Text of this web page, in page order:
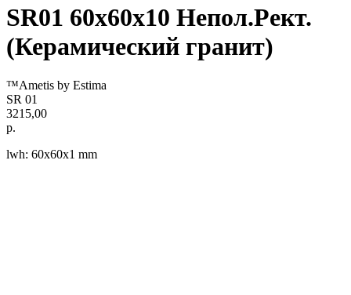
SR01 60x60х10 Непол.Рект.
(Керамический гранит)
™Ametis by Estima
SR 01
3215,00
р.
lwh: 60x60x1 mm